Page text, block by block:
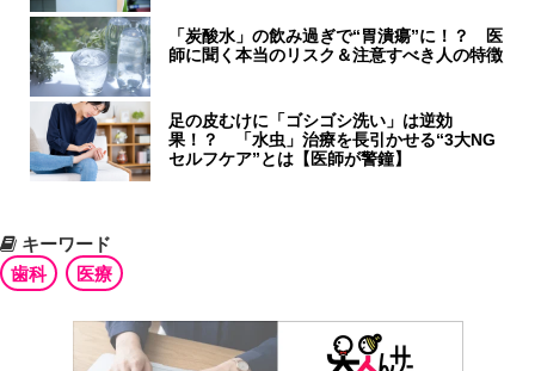
「炭酸水」の飲み過ぎで“胃潰瘍”に！？ 医
師に聞く本当のリスク＆注意すべき人の特徴
足の皮むけに「ゴシゴシ洗い」は逆効
果！？ 「水虫」治療を長引かせる“3大NG
セルフケア”とは【医師が警鐘】
キーワード
歯科
医療